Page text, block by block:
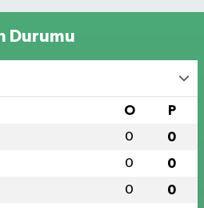
Durumu
O P
0 0
0 0
0 0